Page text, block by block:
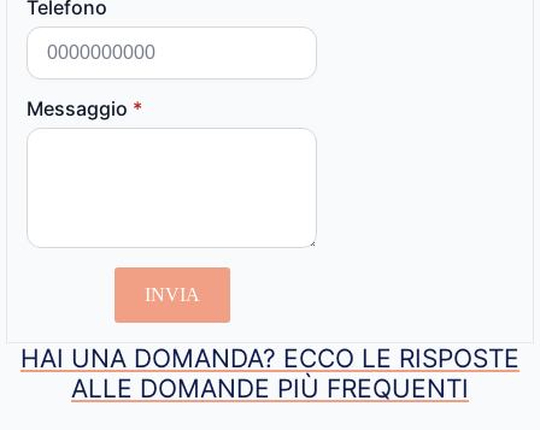
Telefono
Messaggio *
INVIA
HAI UNA DOMANDA? ECCO LE RISPOSTE
ALLE DOMANDE PIÙ FREQUENTI